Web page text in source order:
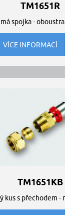
TM1651R
spojka -
VÍCE INFORMACÍ
TM1651KB
kus s přechodem -